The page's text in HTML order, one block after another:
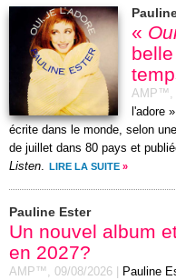
«
AMP™,
l'adore
écrite dans le monde, selon
de juillet dans 80 pays et
Listen. LIRE LA SUITE »
Pauline Ester
Un nouvel album
en 2027?
AMP™, 09/08/2026
Pauline